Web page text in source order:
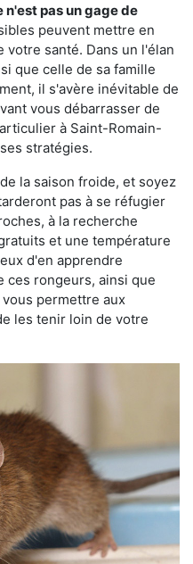
n'est pas un gage de
peuvent mettre en
santé. Dans un l'élan
que celle de sa famille
il s'avère inévitable de
vous débarrasser de
à Saint-Romain-
stratégies.
la saison froide, et soyez
pas à se réfugier
à la recherche
et une température
d'en apprendre
ces rongeurs, ainsi que
permettre aux
les tenir loin de votre